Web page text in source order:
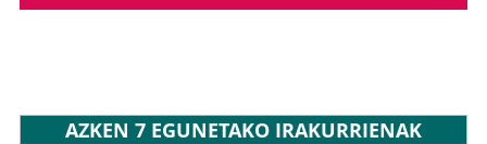
AZKEN 7 EGUNETAKO IRAKURRIENAK